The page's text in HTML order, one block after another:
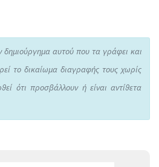
δημιούργημα αυτού που τα γράφει και
το δικαίωμα διαγραφής τους χωρίς
ότι προσβάλλουν ή είναι αντίθετα